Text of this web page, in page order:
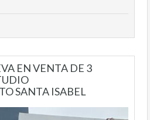
EN VENTA DE 3
SANTA ISABEL